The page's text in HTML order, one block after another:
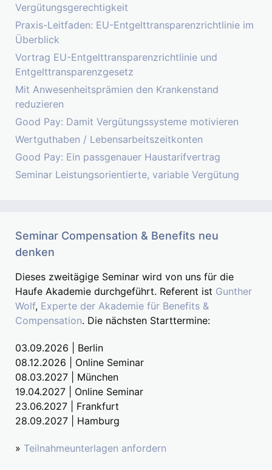
Vergütungsgerechtigkeit
Praxis-Leitfaden: EU-Entgelttransparenzrichtlinie im
Überblick
Vortrag EU-Entgelttransparenzrichtlinie und
Entgelttransparenzgesetz
Mit Anwesenheitsprämien den Krankenstand
reduzieren
Good Pay: Damit Vergütungssysteme motivieren
Wertguthaben / Lebensarbeitszeitkonten
Good Pay: Ein passgenauer Haustarifvertrag
Seminar Leistungsorientierte, variable Vergütung
Seminar Compensation & Benefits neu
denken
Dieses zweitägige Seminar wird von uns für die
Haufe Akademie durchgeführt. Referent ist Gunther
Wolf, Experte der Akademie für Benefits &
Compensation. Die nächsten Starttermine:
03.09.2026 | Berlin
08.12.2026 | Online Seminar
08.03.2027 | München
19.04.2027 | Online Seminar
23.06.2027 | Frankfurt
28.09.2027 | Hamburg
» Teilnahmeunterlagen anfordern